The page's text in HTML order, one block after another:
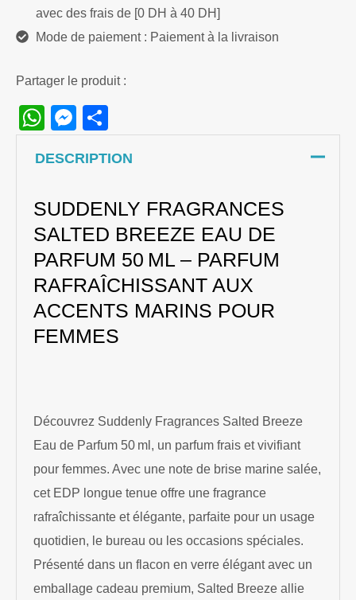
avec des frais de [0 DH à 40 DH]
Mode de paiement : Paiement à la livraison
Partager le produit :
WhatsApp
Messenger
DESCRIPTION
SUDDENLY FRAGRANCES
SALTED BREEZE EAU DE
PARFUM 50 ML – PARFUM
RAFRAÎCHISSANT AUX
ACCENTS MARINS POUR
FEMMES
Découvrez Suddenly Fragrances Salted Breeze
Eau de Parfum 50 ml, un parfum frais et vivifiant
pour femmes. Avec une note de brise marine salée,
cet EDP longue tenue offre une fragrance
rafraîchissante et élégante, parfaite pour un usage
quotidien, le bureau ou les occasions spéciales.
Présenté dans un flacon en verre élégant avec un
emballage cadeau premium, Salted Breeze allie